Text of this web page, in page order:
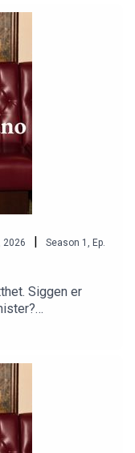
Jordskjelv og
2026 | Season 1
Ep.
Siggen er
eple blant
krefter som
kompenserer